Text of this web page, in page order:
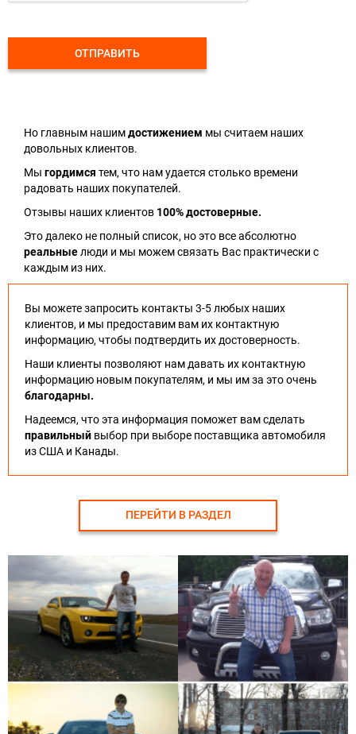
ОТПРАВИТЬ
Но главным нашимдостижением мы считаем наших
довольных клиентов.
Мы гордимся тем, что нам удается столько времени
радовать наших покупателей.
Отзывы наших клиентов 100% достоверные.
Это далеко не полный список, но это все абсолютно
реальныелюди и мы можем связать Вас практически с
каждым из них.
Вы можете запросить контакты 3-5 любых наших
клиентов, и мы предоставим вам их контактную
информацию, чтобы подтвердить их достоверность.
Наши клиенты позволяют нам давать их контактную
информацию новым покупателям, и мы им за это очень
благодарны.
Надеемся, что эта информация поможет вам сделать
правильный выбор при выборе поставщика автомобиля
из США и Канады.
ПЕРЕЙТИ В РАЗДЕЛ